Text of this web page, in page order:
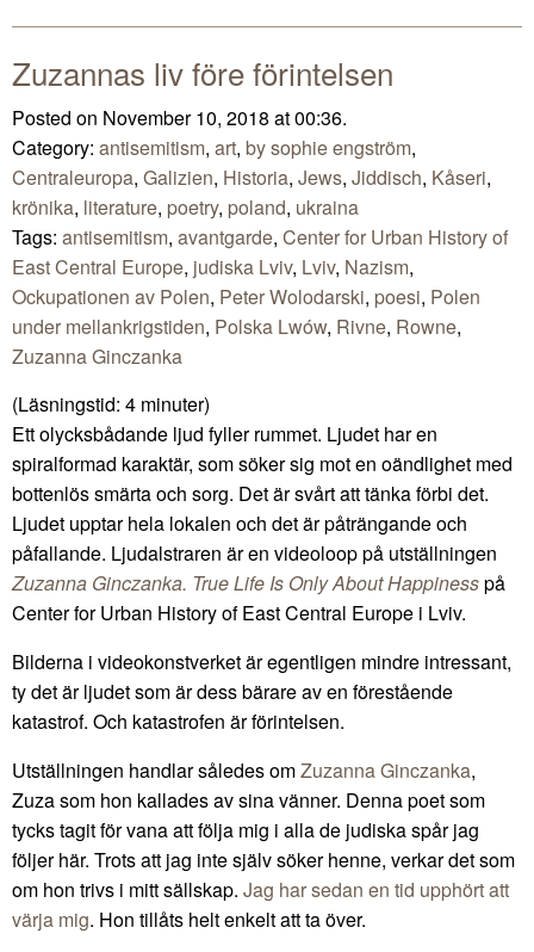
Mail
Zuzannas liv före förintelsen
Posted on November 10, 2018 at 00:36.
Category: antisemitism, art, by sophie engström,
Centraleuropa, Galizien, Historia, Jews, Jiddisch, Kåseri,
krönika, literature, poetry, poland, ukraina
Tags: antisemitism, avantgarde, Center for Urban History of
East Central Europe, judiska Lviv, Lviv, Nazism,
Ockupationen av Polen, Peter Wolodarski, poesi, Polen
under mellankrigstiden, Polska Lwów, Rivne, Rowne,
Zuzanna Ginczanka
(Läsningstid: 4 minuter)
Ett olycksbådande ljud fyller rummet. Ljudet har en
spiralformad karaktär, som söker sig mot en oändlighet med
bottenlös smärta och sorg. Det är svårt att tänka förbi det.
Ljudet upptar hela lokalen och det är påträngande och
påfallande. Ljudalstraren är en videoloop på utställningen
Zuzanna Ginczanka. True Life Is Only About Happinesspå
Center for Urban History of East Central Europe i Lviv.
Bilderna i videokonstverket är egentligen mindre intressant,
ty det är ljudet som är dess bärare av en förestående
katastrof. Och katastrofen är förintelsen.
Utställningen handlar således omZuzanna Ginczanka,
Zuza som hon kallades av sina vänner. Denna poet som
tycks tagit för vana att följa mig i alla de judiska spår jag
följer här. Trots att jag inte själv söker henne, verkar det som
om hon trivs i mitt sällskap. Jag har sedan en tid upphört att
värja mig. Hon tillåts helt enkelt att ta över.